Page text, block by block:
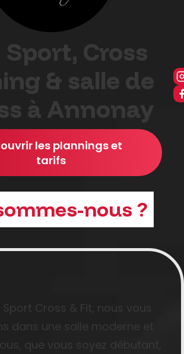
Sport, Cross
& salle de
à Annonay
les plannings et
tarifs
Sport Cross & Fit, nous vous
dans une salle moderne et
que vous soyez débutant,
nous ?